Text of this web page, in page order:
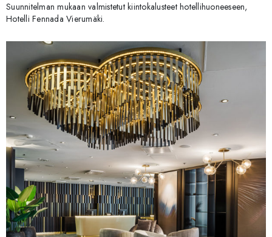
Suunnitelman mukaan valmistetut kiintokalusteet hotellihuoneeseen,
Hotelli Fennada Vierumäki.